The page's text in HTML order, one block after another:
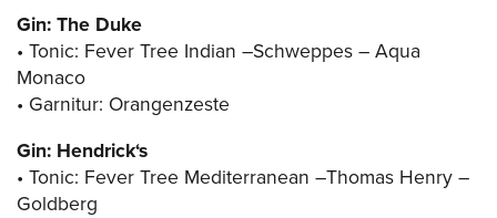
Gin: The Duke
• Tonic: Fever Tree Indian –Schweppes – Aqua
Monaco
• Garnitur: Orangenzeste
Gin: Hendrick‘s
• Tonic: Fever Tree Mediterranean –Thomas Henry –
Goldberg